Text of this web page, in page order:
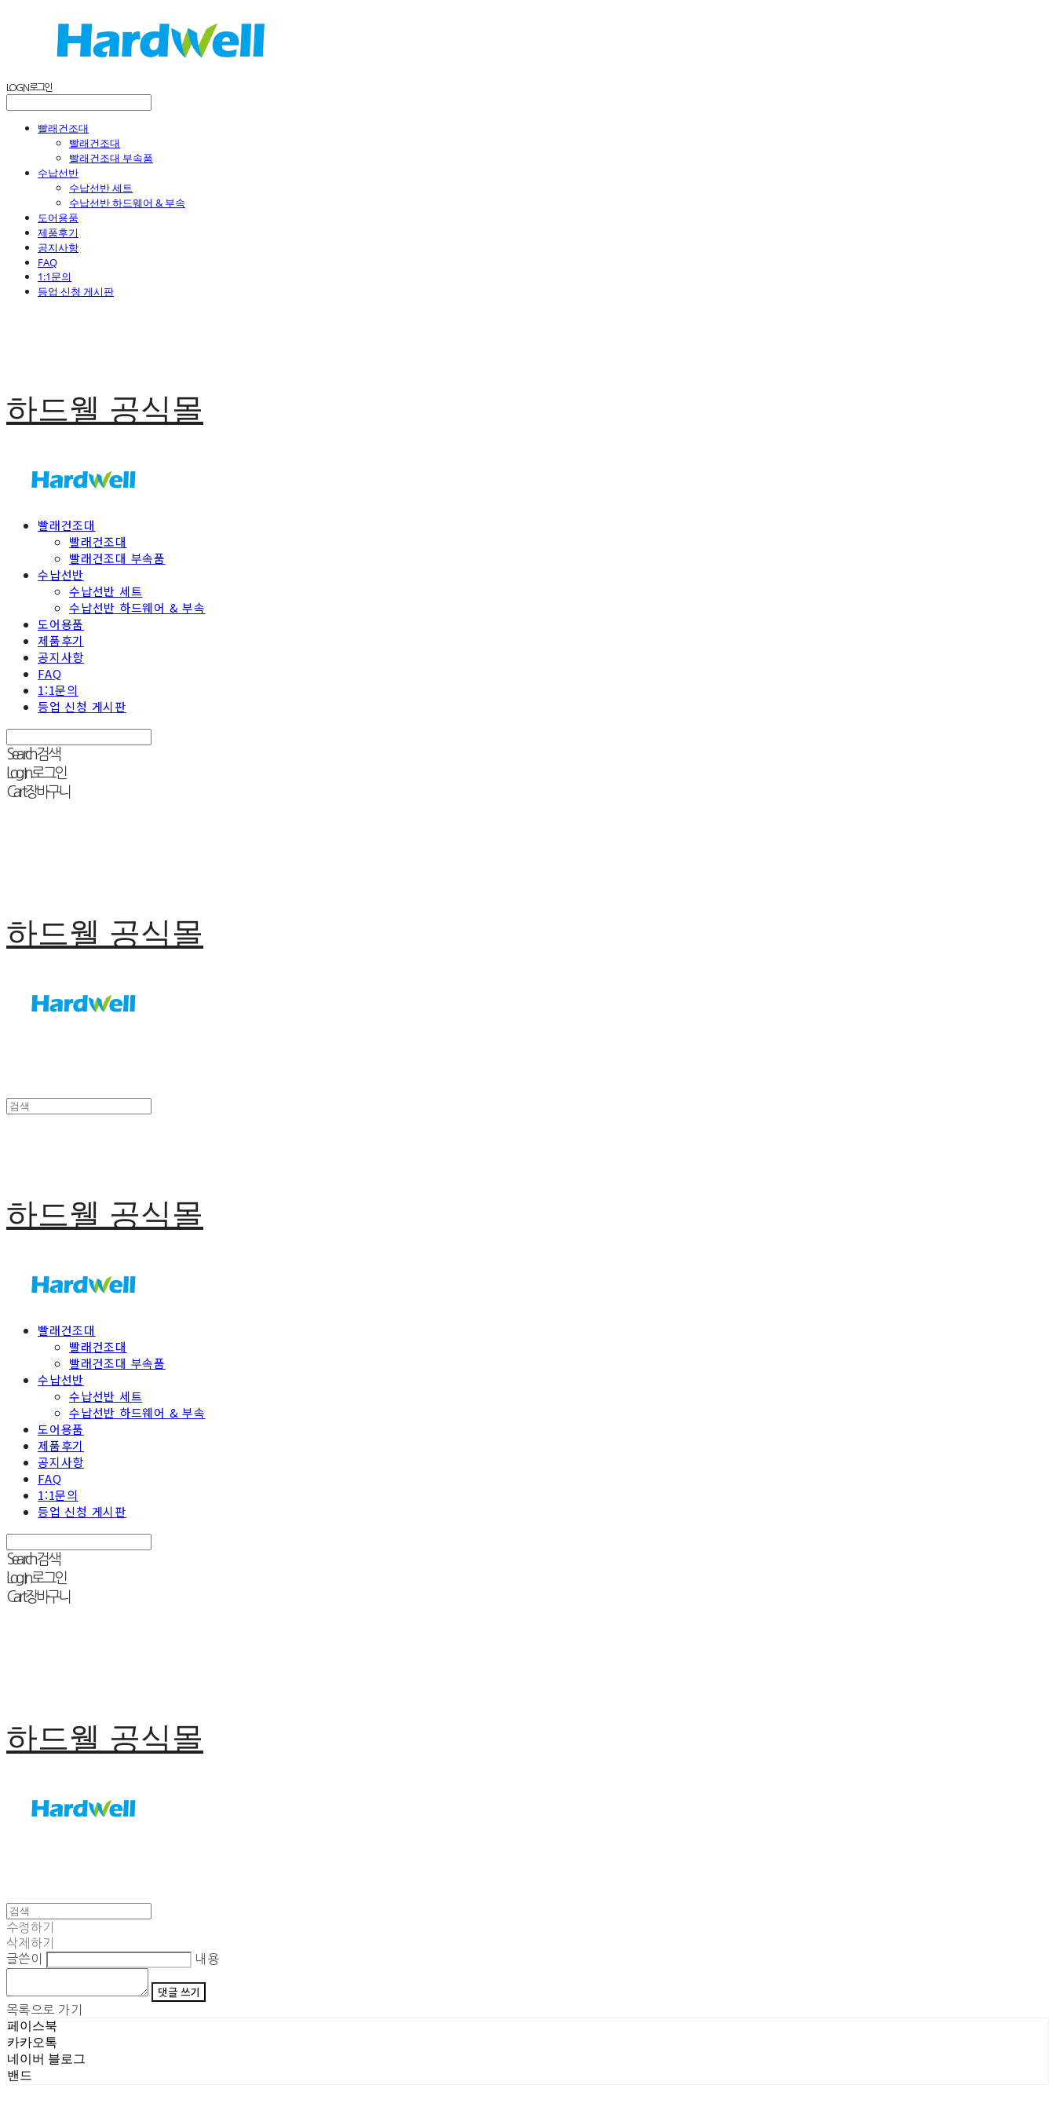
LOG IN로그인
빨래건조대
빨래건조대
빨래건조대 부속품
수납선반
수납선반 세트
수납선반 하드웨어 & 부속
도어용품
제품후기
공지사항
FAQ
1:1문의
등업 신청 게시판
하드웰 공식몰
빨래건조대
빨래건조대
빨래건조대 부속품
수납선반
수납선반 세트
수납선반 하드웨어 & 부속
도어용품
제품후기
공지사항
FAQ
1:1문의
등업 신청 게시판
Search검색
Log In로그인
Cart장바구니
하드웰 공식몰
하드웰 공식몰
빨래건조대
빨래건조대
빨래건조대 부속품
수납선반
수납선반 세트
수납선반 하드웨어 & 부속
도어용품
제품후기
공지사항
FAQ
1:1문의
등업 신청 게시판
Search검색
Log In로그인
Cart장바구니
하드웰 공식몰
수정하기
삭제하기
글쓴이
내용
댓글 쓰기
목록으로 가기
페이스북
카카오톡
네이버 블로그
밴드